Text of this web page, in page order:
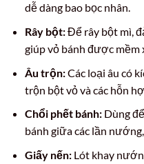
dễ dàng bao bọc nhân.
Rây bột:Để rây bột mì,
giúp vỏ bánh được mềm
Âu trộn:Các loại âu có
trộn bột vỏ và các hỗn
Chổi phết bánh:Dùng
bánh giữa các lần
Giấy nến:Lót khay